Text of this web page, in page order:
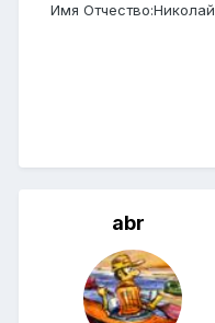
Имя Отчество:Николай
abr